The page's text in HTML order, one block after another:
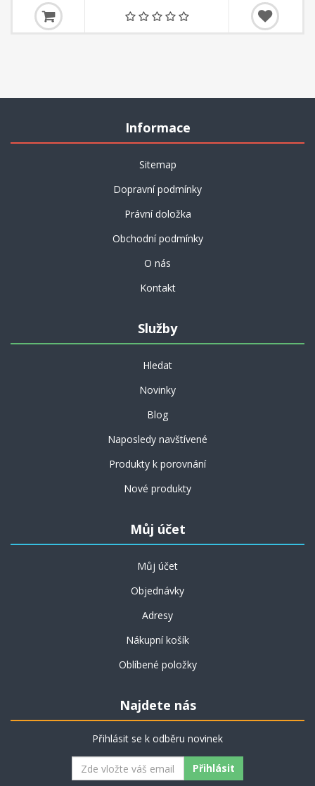
Informace
Sitemap
Dopravní podmínky
Právní doložka
Obchodní podmínky
O nás
Kontakt
Služby
Hledat
Novinky
Blog
Naposledy navštívené
Produkty k porovnání
Nové produkty
Můj účet
Můj účet
Objednávky
Adresy
Nákupní košík
Oblíbené položky
Najdete nás
Přihlásit se k odběru novinek